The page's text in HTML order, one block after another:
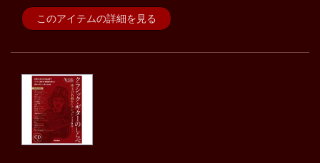
このアイテムの詳細を見る